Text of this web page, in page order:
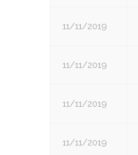
11/11/2019
11/11/2019
11/11/2019
11/11/2019